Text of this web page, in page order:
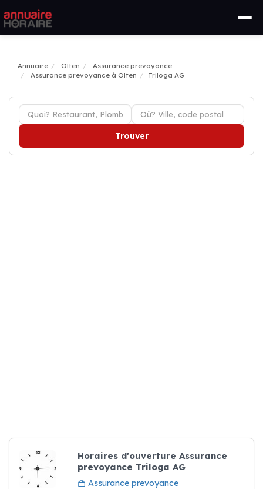
Annuaire Olten
Assurance prevoyance
Assurance prevoyance à Olten
Triloga AG
Trouver
Horaires d'ouverture Assurance
prevoyance Triloga AG
Assurance prevoyance